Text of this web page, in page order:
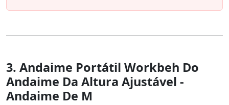
3. Andaime Portátil Workbeh Do
Andaime Da Altura Ajustável -
Andaime De M